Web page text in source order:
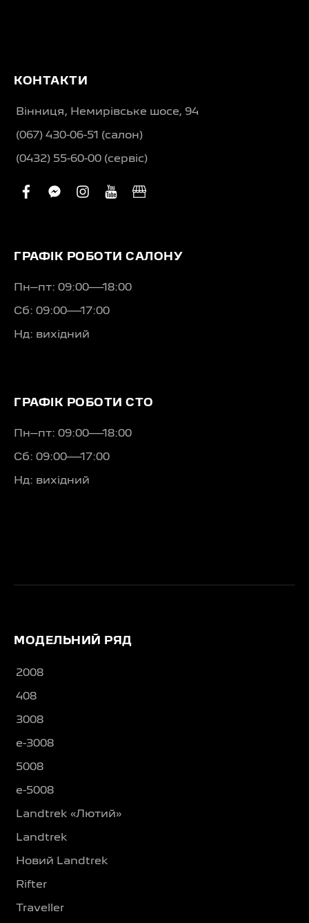
КОНТАКТИ
Вінниця, Немирівське шосе, 94
(067) 430-06-51 (салон)
(0432) 55-60-00 (сервіс)
facebook
facebook-
instagram
youtube
business
ГРАФІК РОБОТИ САЛОНУ
Пн–пт: 09:00—18:00
Сб: 09:00—17:00
Нд: вихідний
ГРАФІК РОБОТИ СТО
Пн–пт: 09:00—18:00
Сб: 09:00—17:00
Нд: вихідний
МОДЕЛЬНИЙ РЯД
2008
408
3008
e-3008
5008
e-5008
Landtrek «Лютий»
Landtrek
Новий Landtrek
Rifter
Traveller